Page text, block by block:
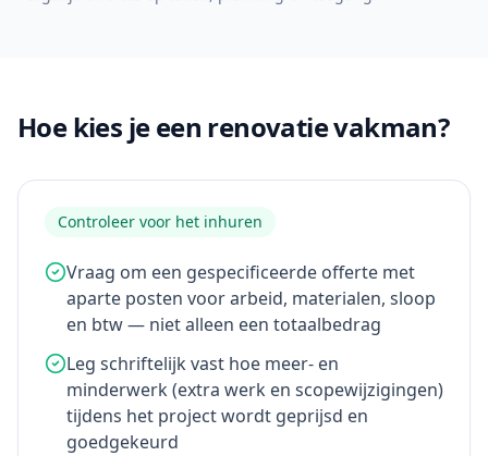
Hoe kies je een renovatie vakman?
Controleer voor het inhuren
Vraag om een gespecificeerde offerte met
aparte posten voor arbeid, materialen, sloop
en btw — niet alleen een totaalbedrag
Leg schriftelijk vast hoe meer- en
minderwerk (extra werk en scopewijzigingen)
tijdens het project wordt geprijsd en
goedgekeurd